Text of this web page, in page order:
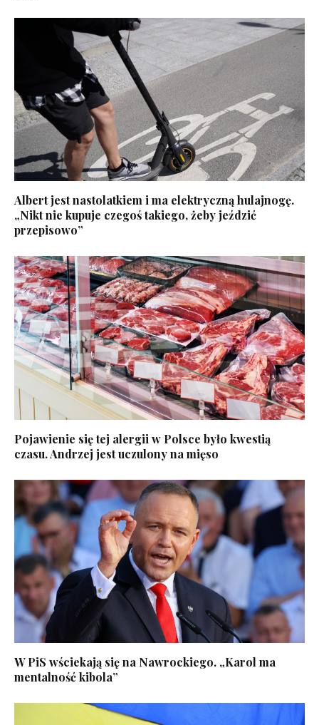
Albert jest nastolatkiem i ma elektryczną hulajnogę.
„Nikt nie kupuje czegoś takiego, żeby jeździć
przepisowo”
Pojawienie się tej alergii w Polsce było kwestią
czasu. Andrzej jest uczulony na mięso
W PiS wściekają się na Nawrockiego. „Karol ma
mentalność kibola”